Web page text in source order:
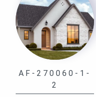
AF-270060-1-
2